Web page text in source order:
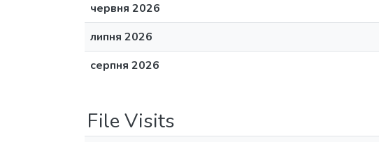
червня 2026
липня 2026
серпня 2026
File Visits